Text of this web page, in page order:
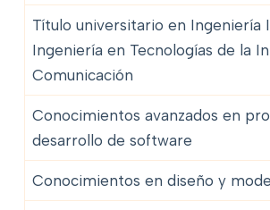
Título universitario en Ingeniería
Ingeniería en Tecnologías de la
Comunicación
Conocimientos avanzados en
desarrollo de software
Conocimientos en diseño y